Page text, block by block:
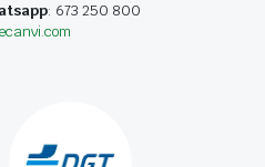
: 673 250 800